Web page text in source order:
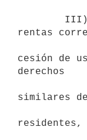
rentas
cesión de
derechos
similares
residentes,